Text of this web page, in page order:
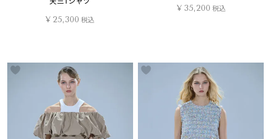
¥ 25,300 税込
¥ 35,200 税込